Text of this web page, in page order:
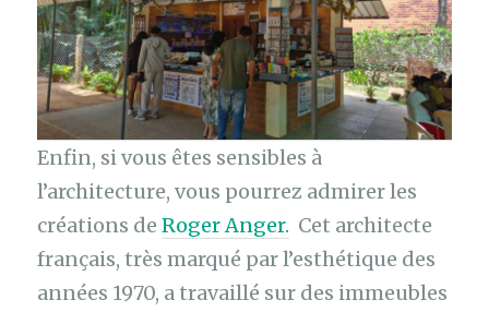
Enfin, si vous êtes sensibles à
l’architecture, vous pourrez admirer les
créations deRoger Anger. Cet architecte
français, très marqué par l’esthétique des
années 1970, a travaillé sur des immeubles